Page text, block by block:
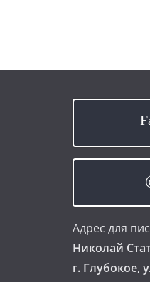
Адрес для
Николай
г. Глубокое,